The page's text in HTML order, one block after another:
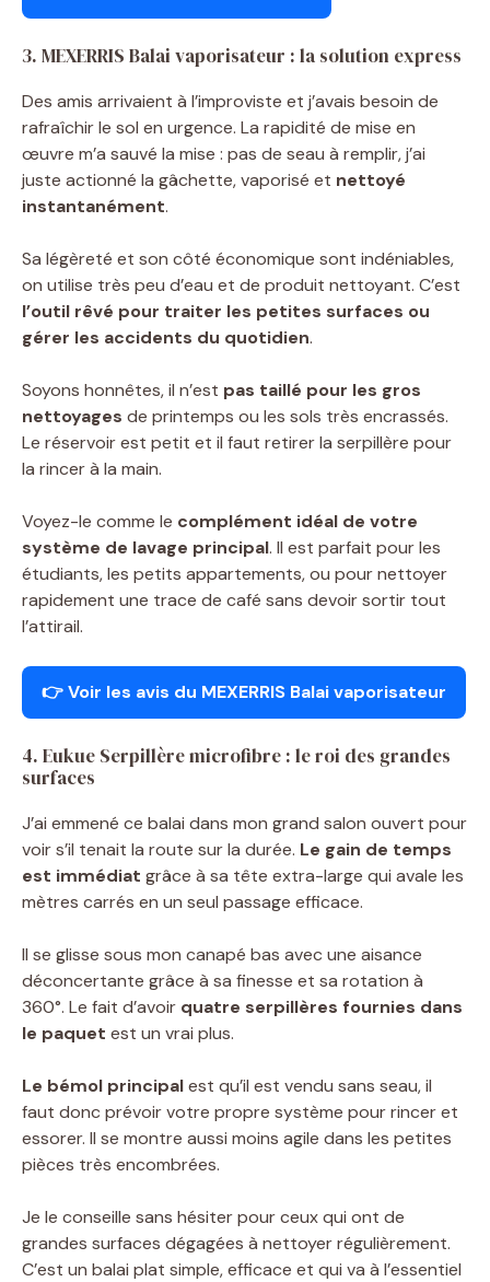
3. MEXERRIS Balai vaporisateur : la solution express
Des amis arrivaient à l’improviste et j’avais besoin de
rafraîchir le sol en urgence. La rapidité de mise en
œuvre m’a sauvé la mise : pas de seau à remplir, j’ai
juste actionné la gâchette, vaporisé et nettoyé
instantanément.
Sa légèreté et son côté économique sont indéniables,
on utilise très peu d’eau et de produit nettoyant. C’est
l’outil rêvé pour traiter les petites surfaces ou
gérer les accidents du quotidien.
Soyons honnêtes, il n’est pas taillé pour les gros
nettoyages de printemps ou les sols très encrassés.
Le réservoir est petit et il faut retirer la serpillère pour
la rincer à la main.
Voyez-le comme le complément idéal de votre
système de lavage principal. Il est parfait pour les
étudiants, les petits appartements, ou pour nettoyer
rapidement une trace de café sans devoir sortir tout
l’attirail.
👉 Voir les avis du MEXERRIS Balai vaporisateur
4. Eukue Serpillère microfibre : le roi des grandes
surfaces
J’ai emmené ce balai dans mon grand salon ouvert pour
voir s’il tenait la route sur la durée. Le gain de temps
est immédiat grâce à sa tête extra-large qui avale les
mètres carrés en un seul passage efficace.
Il se glisse sous mon canapé bas avec une aisance
déconcertante grâce à sa finesse et sa rotation à
360°. Le fait d’avoir quatre serpillères fournies dans
le paquet est un vrai plus.
Le bémol principalest qu’il est vendu sans seau, il
faut donc prévoir votre propre système pour rincer et
essorer. Il se montre aussi moins agile dans les petites
pièces très encombrées.
Je le conseille sans hésiter pour ceux qui ont de
grandes surfaces dégagées à nettoyer régulièrement.
C’est un balai plat simple, efficace et qui va à l’essentiel